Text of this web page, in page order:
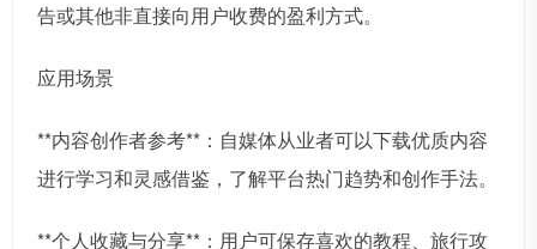
告或其他非直接向用户收费的盈利方式。
应用场景
**内容创作者参考**：自媒体从业者可以下载优质内容
进行学习和灵感借鉴，了解平台热门趋势和创作手法。
**个人收藏与分享**：用户可保存喜欢的教程、旅行攻